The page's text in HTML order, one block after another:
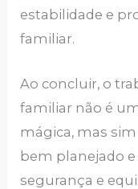
estabilidade e
familiar.
Ao concluir, o
familiar não é
mágica, mas
bem planejado
segurança e